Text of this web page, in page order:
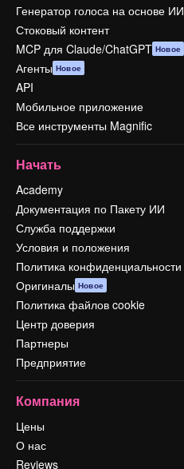
Генератор голоса на основе ИИ
Стоковый контент
MCP для Claude/ChatGPT Новое
Агенты Новое
API
Мобильное приложение
Все инструменты Magnific
Начать
Academy
Документация по Пакету ИИ
Служба поддержки
Условия и положения
Политика конфиденциальности
Оригиналы Новое
Политика файлов cookie
Центр доверия
Партнеры
Предприятие
Компания
Цены
О нас
Reviews